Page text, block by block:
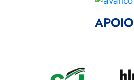
APOIO